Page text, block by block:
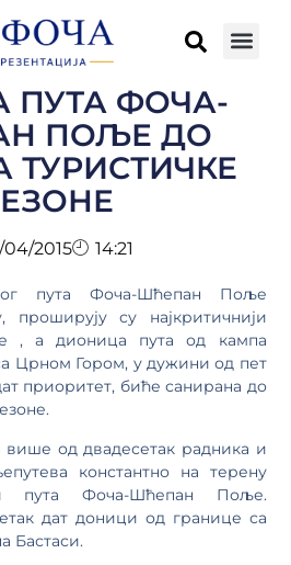
ПУТА ФОЧА-
ПОЉЕ ДО
ТУРИСТИЧКЕ
04/2015 14:21
пута Фоча-Шћепан Поље
су најкритичнији
, а дионица пута од кампа
Црном Гором, у дужини од пет
приоритет, биће санирана до
више од двадесетак радника и
константно на терену
пута Фоча-Шћепан Поље.
дат доници од границе са
Бастаси.